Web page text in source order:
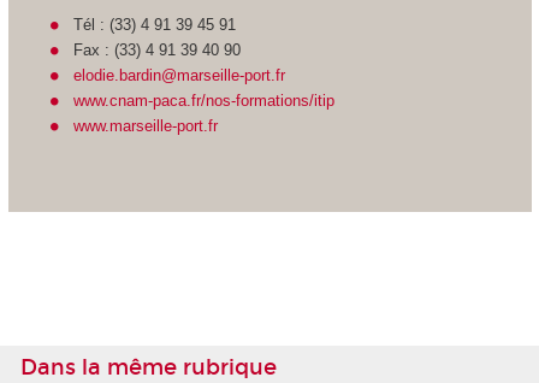
Tél : (33) 4 91 39 45 91
Fax : (33) 4 91 39 40 90
elodie.bardin@marseille-port.fr
www.cnam-paca.fr/nos-formations/itip
www.marseille-port.fr
Dans la même rubrique